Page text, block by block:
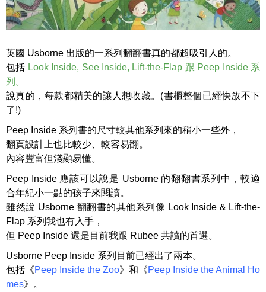
英國 Usborne 出版的一系列翻翻書真的都超吸引人的。
包括 Look Inside, See Inside, Lift-the-Flap 跟 Peep Inside 系
列。
說真的，每款都精美的讓人想收藏。(書櫃整個已經快放不下
了!)
Peep Inside 系列書的尺寸較其他系列來的稍小一些外，
翻頁設計上也比較少、較容易翻。
內容豐富但淺顯易懂。
Peep Inside 應該可以說是 Usborne 的翻翻書系列中，較適
合年紀小一點的孩子來閱讀。
雖然說 Usborne 翻翻書的其他系列像 Look Inside & Lift-the-
Flap 系列我也有入手，
但 Peep Inside 還是目前我跟 Rubee 共讀的首選。
Usborne Peep Inside 系列目前已經出了兩本。
包括《Peep Inside the Zoo》和《Peep Inside the Animal Ho
mes》。